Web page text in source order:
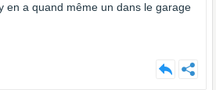
en a quand même un dans le garage